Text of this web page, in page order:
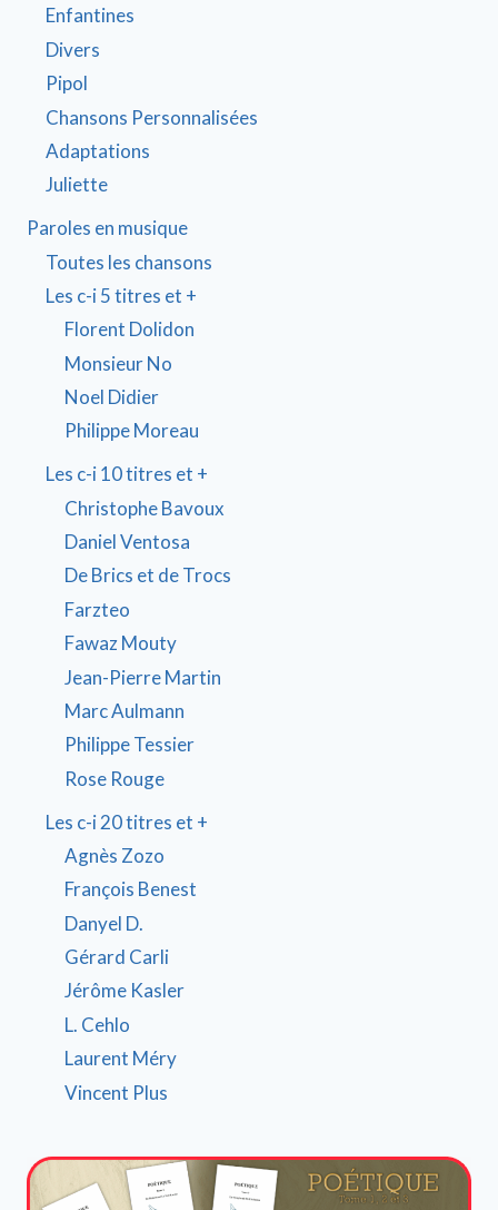
Enfantines
Divers
Pipol
Chansons Personnalisées
Adaptations
Juliette
Paroles en musique
Toutes les chansons
Les c-i 5 titres et +
Florent Dolidon
Monsieur No
Noel Didier
Philippe Moreau
Les c-i 10 titres et +
Christophe Bavoux
Daniel Ventosa
De Brics et de Trocs
Farzteo
Fawaz Mouty
Jean-Pierre Martin
Marc Aulmann
Philippe Tessier
Rose Rouge
Les c-i 20 titres et +
Agnès Zozo
François Benest
Danyel D.
Gérard Carli
Jérôme Kasler
L. Cehlo
Laurent Méry
Vincent Plus